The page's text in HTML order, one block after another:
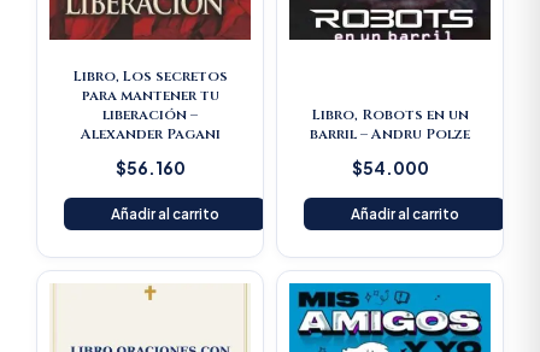
Libro, Los secretos
para mantener tu
liberación –
Alexander Pagani
$56.160
Añadir al carrito
Libro, Robots en un
barril – Andru Polze
$54.000
Añadir al carrito